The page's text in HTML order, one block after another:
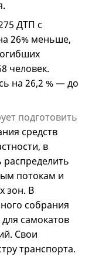
ДТП с
26% меньше,
человек.
на 26,2 % — до
подготовить
средств
в
потокам и
зон. В
собрания
самокатов
Свои
транспорта.